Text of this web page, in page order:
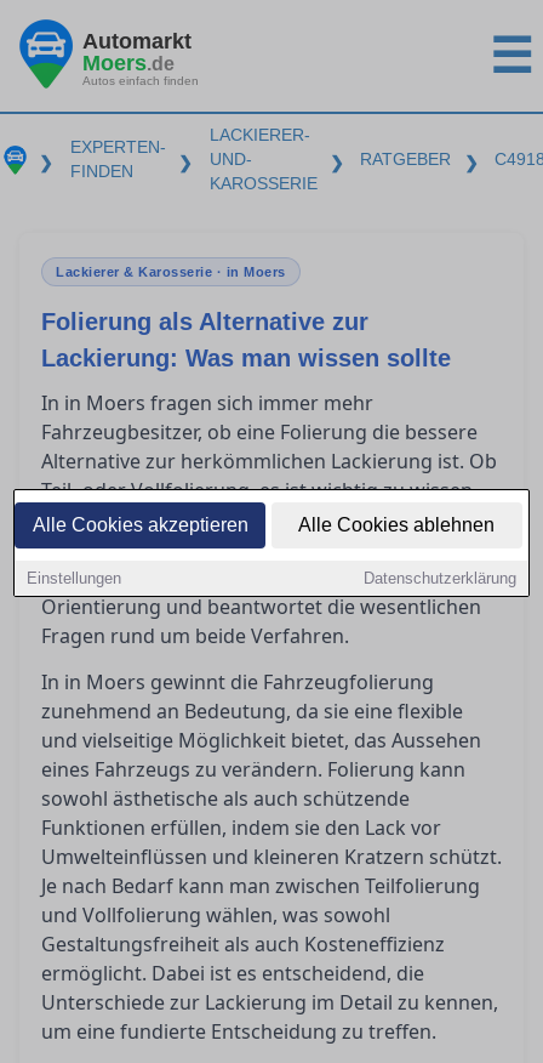
Alle Cookies akzeptieren Alle Cookies ablehnen
Einstellungen Datenschutzerklärung
Automarkt
Moers.de
Autos einfach finden ☰
❯
EXPERTEN-
FINDEN
❯
LACKIERER-
UND-
KAROSSERIE
❯ RATGEBER ❯
Lackierer & Karosserie · in Moers
Folierung als Alternative zur
Lackierung: Was man wissen sollte
In in Moers fragen sich immer mehr
Fahrzeugbesitzer, ob eine Folierung die bessere
Alternative zur herkömmlichen Lackierung ist. Ob
Teil- oder Vollfolierung, es ist wichtig zu wissen,
was diese Techniken leisten können, was sie
kosten und wann sie gegenüber einer Lackierung
sinnvoller sind. Dieser Artikel bietet eine klare
Orientierung und beantwortet die wesentlichen
Fragen rund um beide Verfahren.
In in Moers gewinnt die Fahrzeugfolierung
zunehmend an Bedeutung, da sie eine flexible
und vielseitige Möglichkeit bietet, das Aussehen
eines Fahrzeugs zu verändern. Folierung kann
sowohl ästhetische als auch schützende
Funktionen erfüllen, indem sie den Lack vor
Umwelteinflüssen und kleineren Kratzern schützt.
Je nach Bedarf kann man zwischen Teilfolierung
und Vollfolierung wählen, was sowohl
Gestaltungsfreiheit als auch Kosteneffizienz
ermöglicht. Dabei ist es entscheidend, die
Unterschiede zur Lackierung im Detail zu kennen,
um eine fundierte Entscheidung zu treffen.